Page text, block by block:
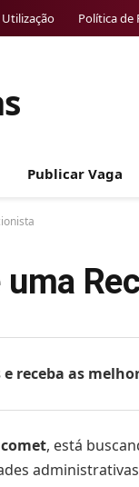
Política de
Publicar Vaga
e receba as
, está